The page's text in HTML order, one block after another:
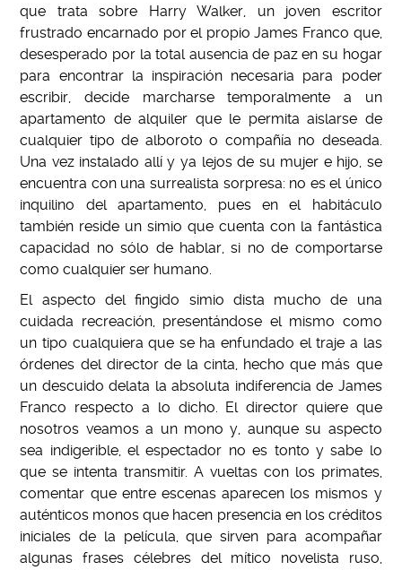
que trata sobre Harry Walker, un joven escritor
frustrado encarnado por el propio James Franco que,
desesperado por la total ausencia de paz en su hogar
para encontrar la inspiración necesaria para poder
escribir, decide marcharse temporalmente a un
apartamento de alquiler que le permita aislarse de
cualquier tipo de alboroto o compañía no deseada.
Una vez instalado allí y ya lejos de su mujer e hijo, se
encuentra con una surrealista sorpresa: no es el único
inquilino del apartamento, pues en el habitáculo
también reside un simio que cuenta con la fantástica
capacidad no sólo de hablar, si no de comportarse
como cualquier ser humano.
El aspecto del fingido simio dista mucho de una
cuidada recreación, presentándose el mismo como
un tipo cualquiera que se ha enfundado el traje a las
órdenes del director de la cinta, hecho que más que
un descuido delata la absoluta indiferencia de James
Franco respecto a lo dicho. El director quiere que
nosotros veamos a un mono y, aunque su aspecto
sea indigerible, el espectador no es tonto y sabe lo
que se intenta transmitir. A vueltas con los primates,
comentar que entre escenas aparecen los mismos y
auténticos monos que hacen presencia en los créditos
iniciales de la película, que sirven para acompañar
algunas frases célebres del mítico novelista ruso,